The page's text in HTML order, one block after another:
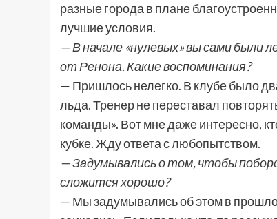
разные города в плане
лучшие условия.
— В начале «нулевых» вы сами были
от Ренона. Какие воспоминания?
— Пришлось нелегко. В клубе было
льда. Тренер не переставал
команды». Вот мне даже интересно,
кубке. Жду ответа с любопытством.
— Задумывались о том, чтобы
сложится хорошо?
— Мы задумывались об этом в